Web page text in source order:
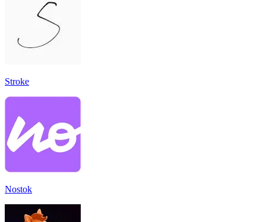
Stroke
Nostok